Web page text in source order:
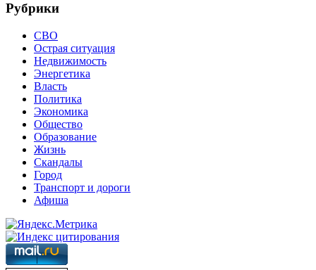
Рубрики
СВО
Острая ситуация
Недвижимость
Энергетика
Власть
Политика
Экономика
Общество
Образование
Жизнь
Скандалы
Город
Транспорт и дороги
Афиша